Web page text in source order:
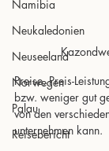
Namibia
Neukaledonien
Neuseeland
Norwegen
Palau
Reisebericht
Preise, Preis-
bzw. weniger gut
von den
unternehmen kann.